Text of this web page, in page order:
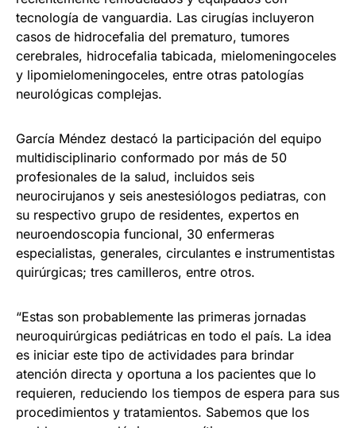
tecnología de vanguardia. Las cirugías incluyeron
casos de hidrocefalia del prematuro, tumores
cerebrales, hidrocefalia tabicada, mielomeningoceles
y lipomielomeningoceles, entre otras patologías
neurológicas complejas.
García Méndez destacó la participación del equipo
multidisciplinario conformado por más de 50
profesionales de la salud, incluidos seis
neurocirujanos y seis anestesiólogos pediatras, con
su respectivo grupo de residentes, expertos en
neuroendoscopia funcional, 30 enfermeras
especialistas, generales, circulantes e instrumentistas
quirúrgicas; tres camilleros, entre otros.
“Estas son probablemente las primeras jornadas
neuroquirúrgicas pediátricas en todo el país. La idea
es iniciar este tipo de actividades para brindar
atención directa y oportuna a los pacientes que lo
requieren, reduciendo los tiempos de espera para sus
procedimientos y tratamientos. Sabemos que los